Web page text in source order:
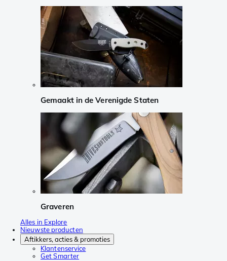
Gemaakt in de Verenigde Staten
Graveren
Alles in Explore
Nieuwste producten
Aftikkers, acties & promoties
Klantenservice
Get Smarter